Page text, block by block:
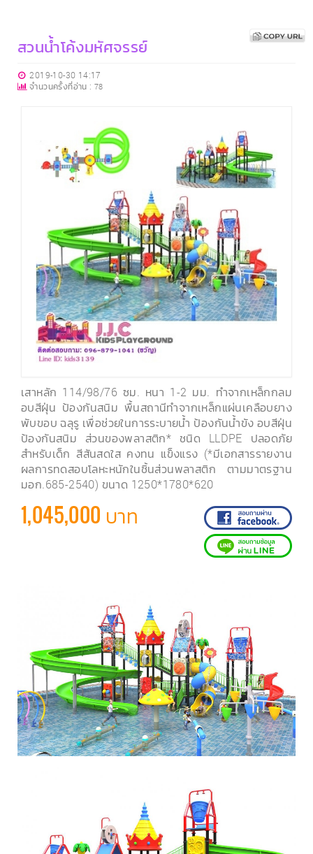
สวนน้ำโค้งมหัศจรรย์
2019-10-30 14:17
จำนวนครั้งที่อ่าน : 78
เสาหลัก 114/98/76 ซม. หนา 1-2 มม. ทำจากเหล็กกลม
อบสีฝุ่น ป้องกันสนิม พื้นสถานีทำจากเหล็กแผ่นเคลือบยาง
พับขอบ ฉลุรู เพื่อช่วยในการระบายน้ำ ป้องกันน้ำขัง อบสีฝุ่น
ป้องกันสนิม ส่วนของพลาสติก* ชนิด LLDPE ปลอดภัย
สำหรับเด็ก สีสันสดใส คงทน แข็งแรง (*มีเอกสารรายงาน
ผลการทดสอบโลหะหนักในชิ้นส่วนพลาสติก ตามมาตรฐาน
มอก.685-2540) ขนาด 1250*1780*620
1,045,000 บาท